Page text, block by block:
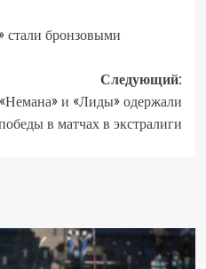
бронзовыми
Следующий:
и «Лиды» одержали
в матчах в экстралиги